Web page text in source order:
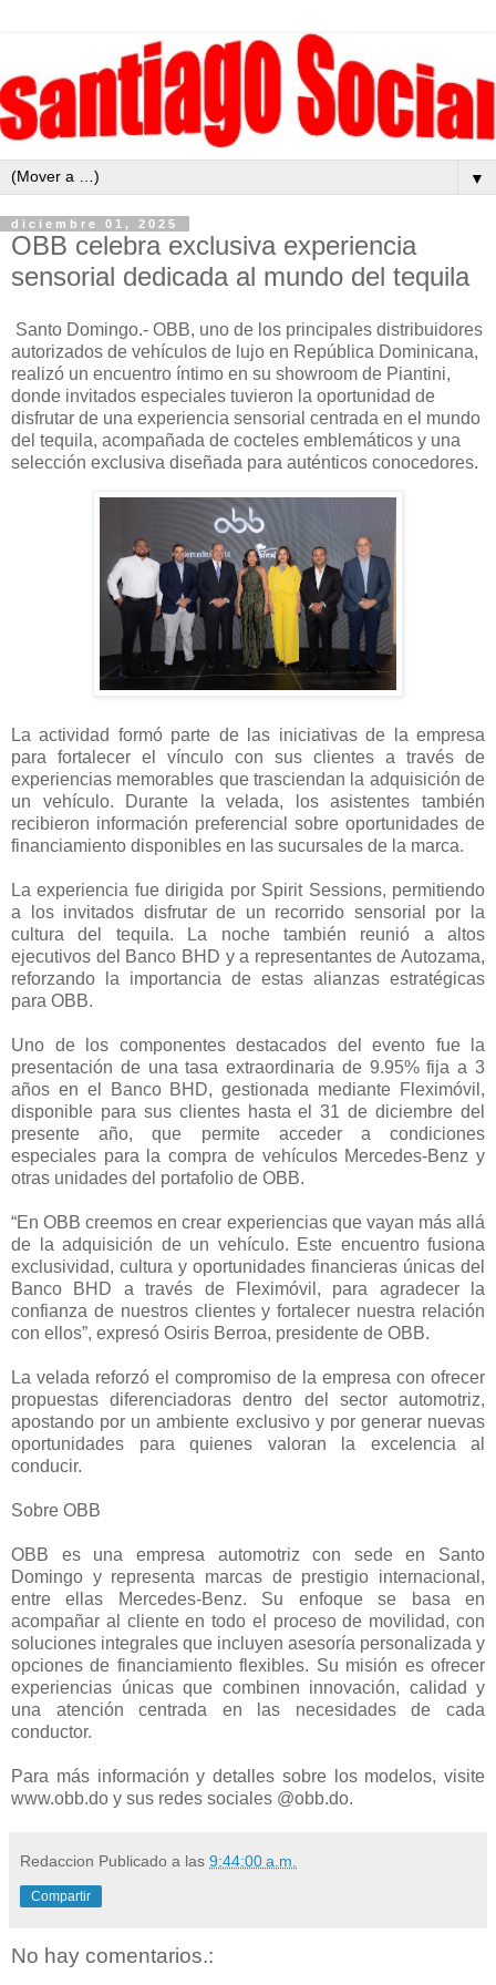
▼
diciembre 01, 2025
OBB celebra exclusiva experiencia
sensorial dedicada al mundo del tequila
Santo Domingo.- OBB, uno de los principales distribuidores
autorizados de vehículos de lujo en República Dominicana,
realizó un encuentro íntimo en su showroom de Piantini,
donde invitados especiales tuvieron la oportunidad de
disfrutar de una experiencia sensorial centrada en el mundo
del tequila, acompañada de cocteles emblemáticos y una
selección exclusiva diseñada para auténticos conocedores.
La actividad formó parte de las iniciativas de la empresa
para fortalecer el vínculo con sus clientes a través de
experiencias memorables que trasciendan la adquisición de
un vehículo. Durante la velada, los asistentes también
recibieron información preferencial sobre oportunidades de
financiamiento disponibles en las sucursales de la marca.
La experiencia fue dirigida por Spirit Sessions, permitiendo
a los invitados disfrutar de un recorrido sensorial por la
cultura del tequila. La noche también reunió a altos
ejecutivos del Banco BHD y a representantes de Autozama,
reforzando la importancia de estas alianzas estratégicas
para OBB.
Uno de los componentes destacados del evento fue la
presentación de una tasa extraordinaria de 9.95% fija a 3
años en el Banco BHD, gestionada mediante Fleximóvil,
disponible para sus clientes hasta el 31 de diciembre del
presente año, que permite acceder a condiciones
especiales para la compra de vehículos Mercedes-Benz y
otras unidades del portafolio de OBB.
“En OBB creemos en crear experiencias que vayan más allá
de la adquisición de un vehículo. Este encuentro fusiona
exclusividad, cultura y oportunidades financieras únicas del
Banco BHD a través de Fleximóvil, para agradecer la
confianza de nuestros clientes y fortalecer nuestra relación
con ellos”, expresó Osiris Berroa, presidente de OBB.
La velada reforzó el compromiso de la empresa con ofrecer
propuestas diferenciadoras dentro del sector automotriz,
apostando por un ambiente exclusivo y por generar nuevas
oportunidades para quienes valoran la excelencia al
conducir.
Sobre OBB
OBB es una empresa automotriz con sede en Santo
Domingo y representa marcas de prestigio internacional,
entre ellas Mercedes-Benz. Su enfoque se basa en
acompañar al cliente en todo el proceso de movilidad, con
soluciones integrales que incluyen asesoría personalizada y
opciones de financiamiento flexibles. Su misión es ofrecer
experiencias únicas que combinen innovación, calidad y
una atención centrada en las necesidades de cada
conductor.
Para más información y detalles sobre los modelos, visite
www.obb.do y sus redes sociales @obb.do.
Redaccion Publicado a las 9:44:00 a.m.
Compartir
No hay comentarios.: